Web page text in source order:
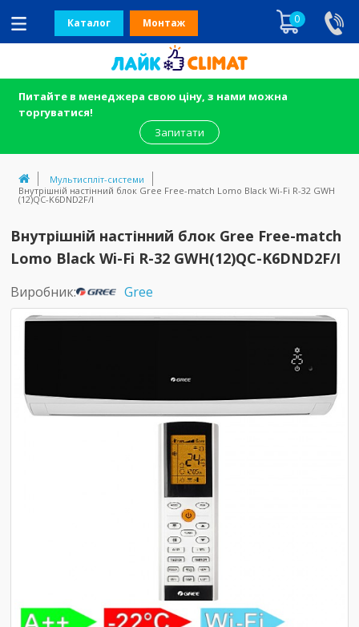
Каталог Монтаж 0
Питайте в менеджера свою ціну, з нами можна
торгуватися!
Запитати
Мультиспліт-системи
Внутрішній настінний блок Gree Free-match Lomo Black Wi-Fi R-32 GWH
(12)QC-K6DND2F/I
Внутрішній настінний блок Gree Free-match
Lomo Black Wi-Fi R-32 GWH(12)QC-K6DND2F/I
Виробник: Gree